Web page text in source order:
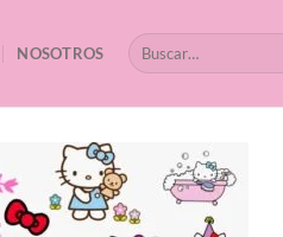
NOSOTROS
Buscar
por: